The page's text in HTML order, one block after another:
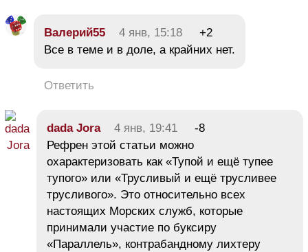
Валерий55 4 янв, 15:18
+2
Все в теме и в доле, а крайних нет.
Ответить
dada Jora 4 янв, 19:41
-8
Рефрен этой статьи можно
охарактеризовать как «Тупой и ещё тупее
тупого» или «Трусливый и ещё трусливее
трусливого». Это относительно всех
настоящих Морских служб, которые
принимали участие по буксиру
«Параллель», контрабандному лихтеру